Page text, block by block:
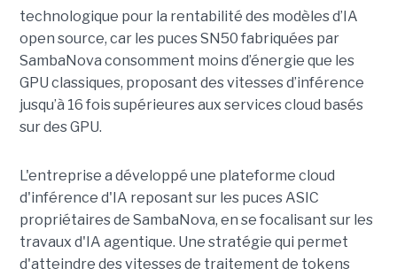
technologique pour la rentabilité des modèles d’IA
open source, car les puces SN50 fabriquées par
SambaNova consomment moins d’énergie que les
GPU classiques, proposant des vitesses d’inférence
jusqu’à 16 fois supérieures aux services cloud basés
sur des GPU.
L'entreprise a développé une plateforme cloud
d'inférence d'IA reposant sur les puces ASIC
propriétaires de SambaNova, en se focalisant sur les
travaux d'IA agentique. Une stratégie qui permet
d'atteindre des vitesses de traitement de tokens